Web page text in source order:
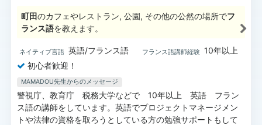
町田のカフェやレストラン, 公園, その他の公然の場所でフ
ランス語を教えます。
ネイティブ言語 英語/フランス語 フランス語講師経験 10年以上
初心者歓迎！
MAMADOU先生からのメッセージ
警視庁、教育庁 税務大学などで 10年以上 英語 フラン
ス語の講師をしています。英語でプロジェクトマネージメン
トや法律の資格を取ろうとしている方の勉強サポートもして